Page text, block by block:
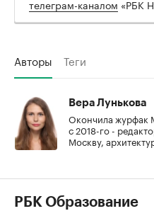
телеграм-каналом «РБК
Авторы Теги
Вера Лунькова
Окончила журфак
с 2018-го -
Москву,
РБК Образование